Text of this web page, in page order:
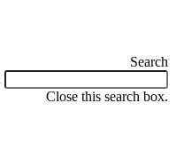
Search
Close this search box.